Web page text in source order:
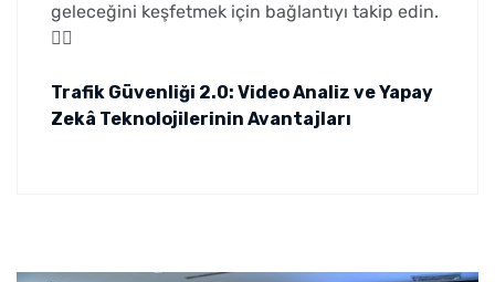
geleceğini keşfetmek için bağlantıyı takip edin.
👇🏻
Trafik Güvenliği 2.0: Video Analiz ve Yapay
Zekâ Teknolojilerinin Avantajları